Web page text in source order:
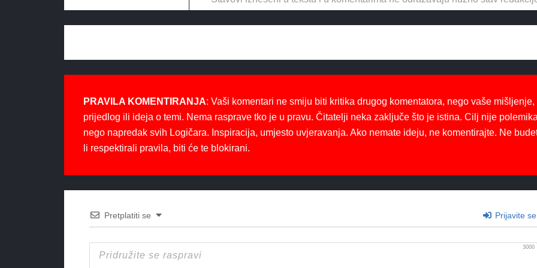
PRAVILA KOMENTIRANJA: Vaši komentari ne smiju biti kritika drugog komentatora, nego vaše mišljenje,
prijedlog ili ideja o temi. Nema rasprave tko je u pravu. Čitatelji neka zaključe što je istina. Cilj nije
nego napredak svih Logičara. Inspiracija, umjesto uvjeravanja. Ako nemate ideju, ne komentirajte. Ne
li respektirali pravila, biti će te blokirani.
Pretplatiti se Prijavite se
3000